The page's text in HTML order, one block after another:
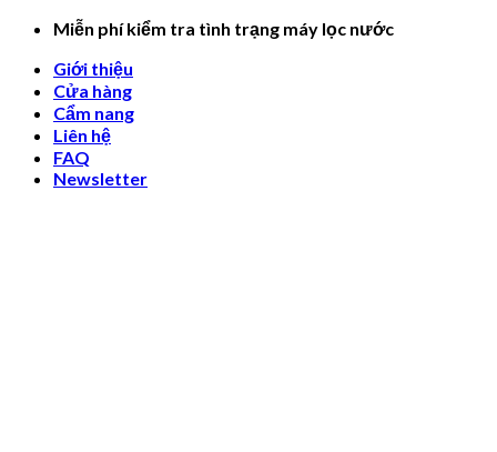
Skip
content
Miễn phí kiểm tra tình trạng máy lọc nước
Giới thiệu
Cửa hàng
Cẩm nang
Liên hệ
FAQ
Newsletter